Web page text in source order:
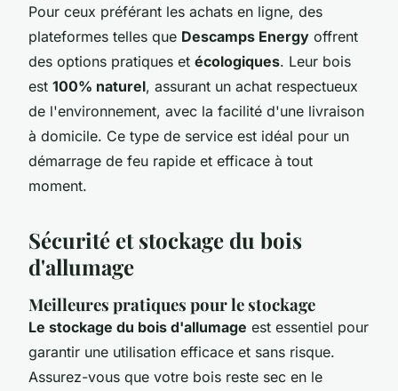
Pour ceux préférant les achats en ligne, des
plateformes telles que Descamps Energy offrent
des options pratiques et écologiques. Leur bois
est 100% naturel, assurant un achat respectueux
de l'environnement, avec la facilité d'une livraison
à domicile. Ce type de service est idéal pour un
démarrage de feu rapide et efficace à tout
moment.
Sécurité et stockage du bois
d'allumage
Meilleures pratiques pour le stockage
Le stockage du bois d'allumage est essentiel pour
garantir une utilisation efficace et sans risque.
Assurez-vous que votre bois reste sec en le